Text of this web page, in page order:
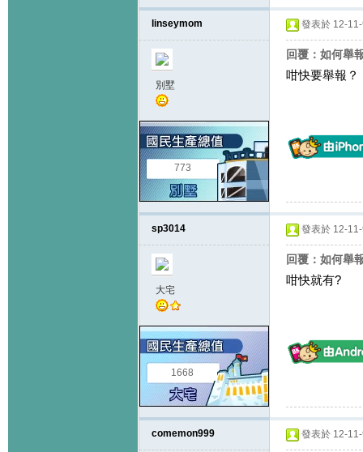
linseymom
別墅
773
發表於 12-
回覆：如何舉
咁快要舉報？
sp3014
大宅
1668
發表於 12-
回覆：如何舉
咁快就有?
comemon999 發表於 12-